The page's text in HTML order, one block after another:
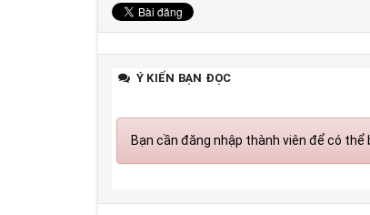
Ý KIẾN BẠN ĐỌC
Bạn cần đăng nhập thành viên để có thể